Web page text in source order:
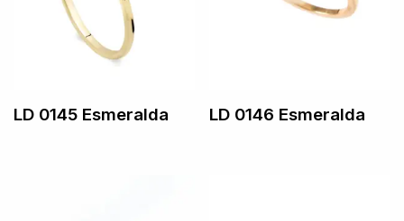
LD 0145 Esmeralda LD 0146 Esmeralda